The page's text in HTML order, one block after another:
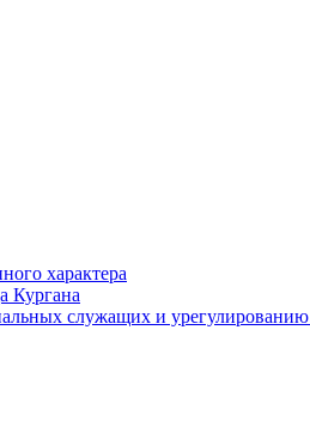
характера
Кургана
служащих и